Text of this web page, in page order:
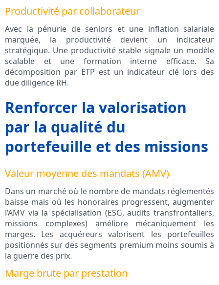
Productivité par collaborateur
Avec la pénurie de seniors et une inflation salariale
marquée, la productivité devient un indicateur
stratégique. Une productivité stable signale un modèle
scalable et une formation interne efficace. Sa
décomposition par ETP est un indicateur clé lors des
due diligence RH.
Renforcer la valorisation
par la qualité du
portefeuille et des missions
Valeur moyenne des mandats (AMV)
Dans un marché où le nombre de mandats réglementés
baisse mais où les honoraires progressent, augmenter
l’AMV via la spécialisation (ESG, audits transfrontaliers,
missions complexes) améliore mécaniquement les
marges. Les acquéreurs valorisent les portefeuilles
positionnés sur des segments premium moins soumis à
la guerre des prix.
Marge brute par prestation